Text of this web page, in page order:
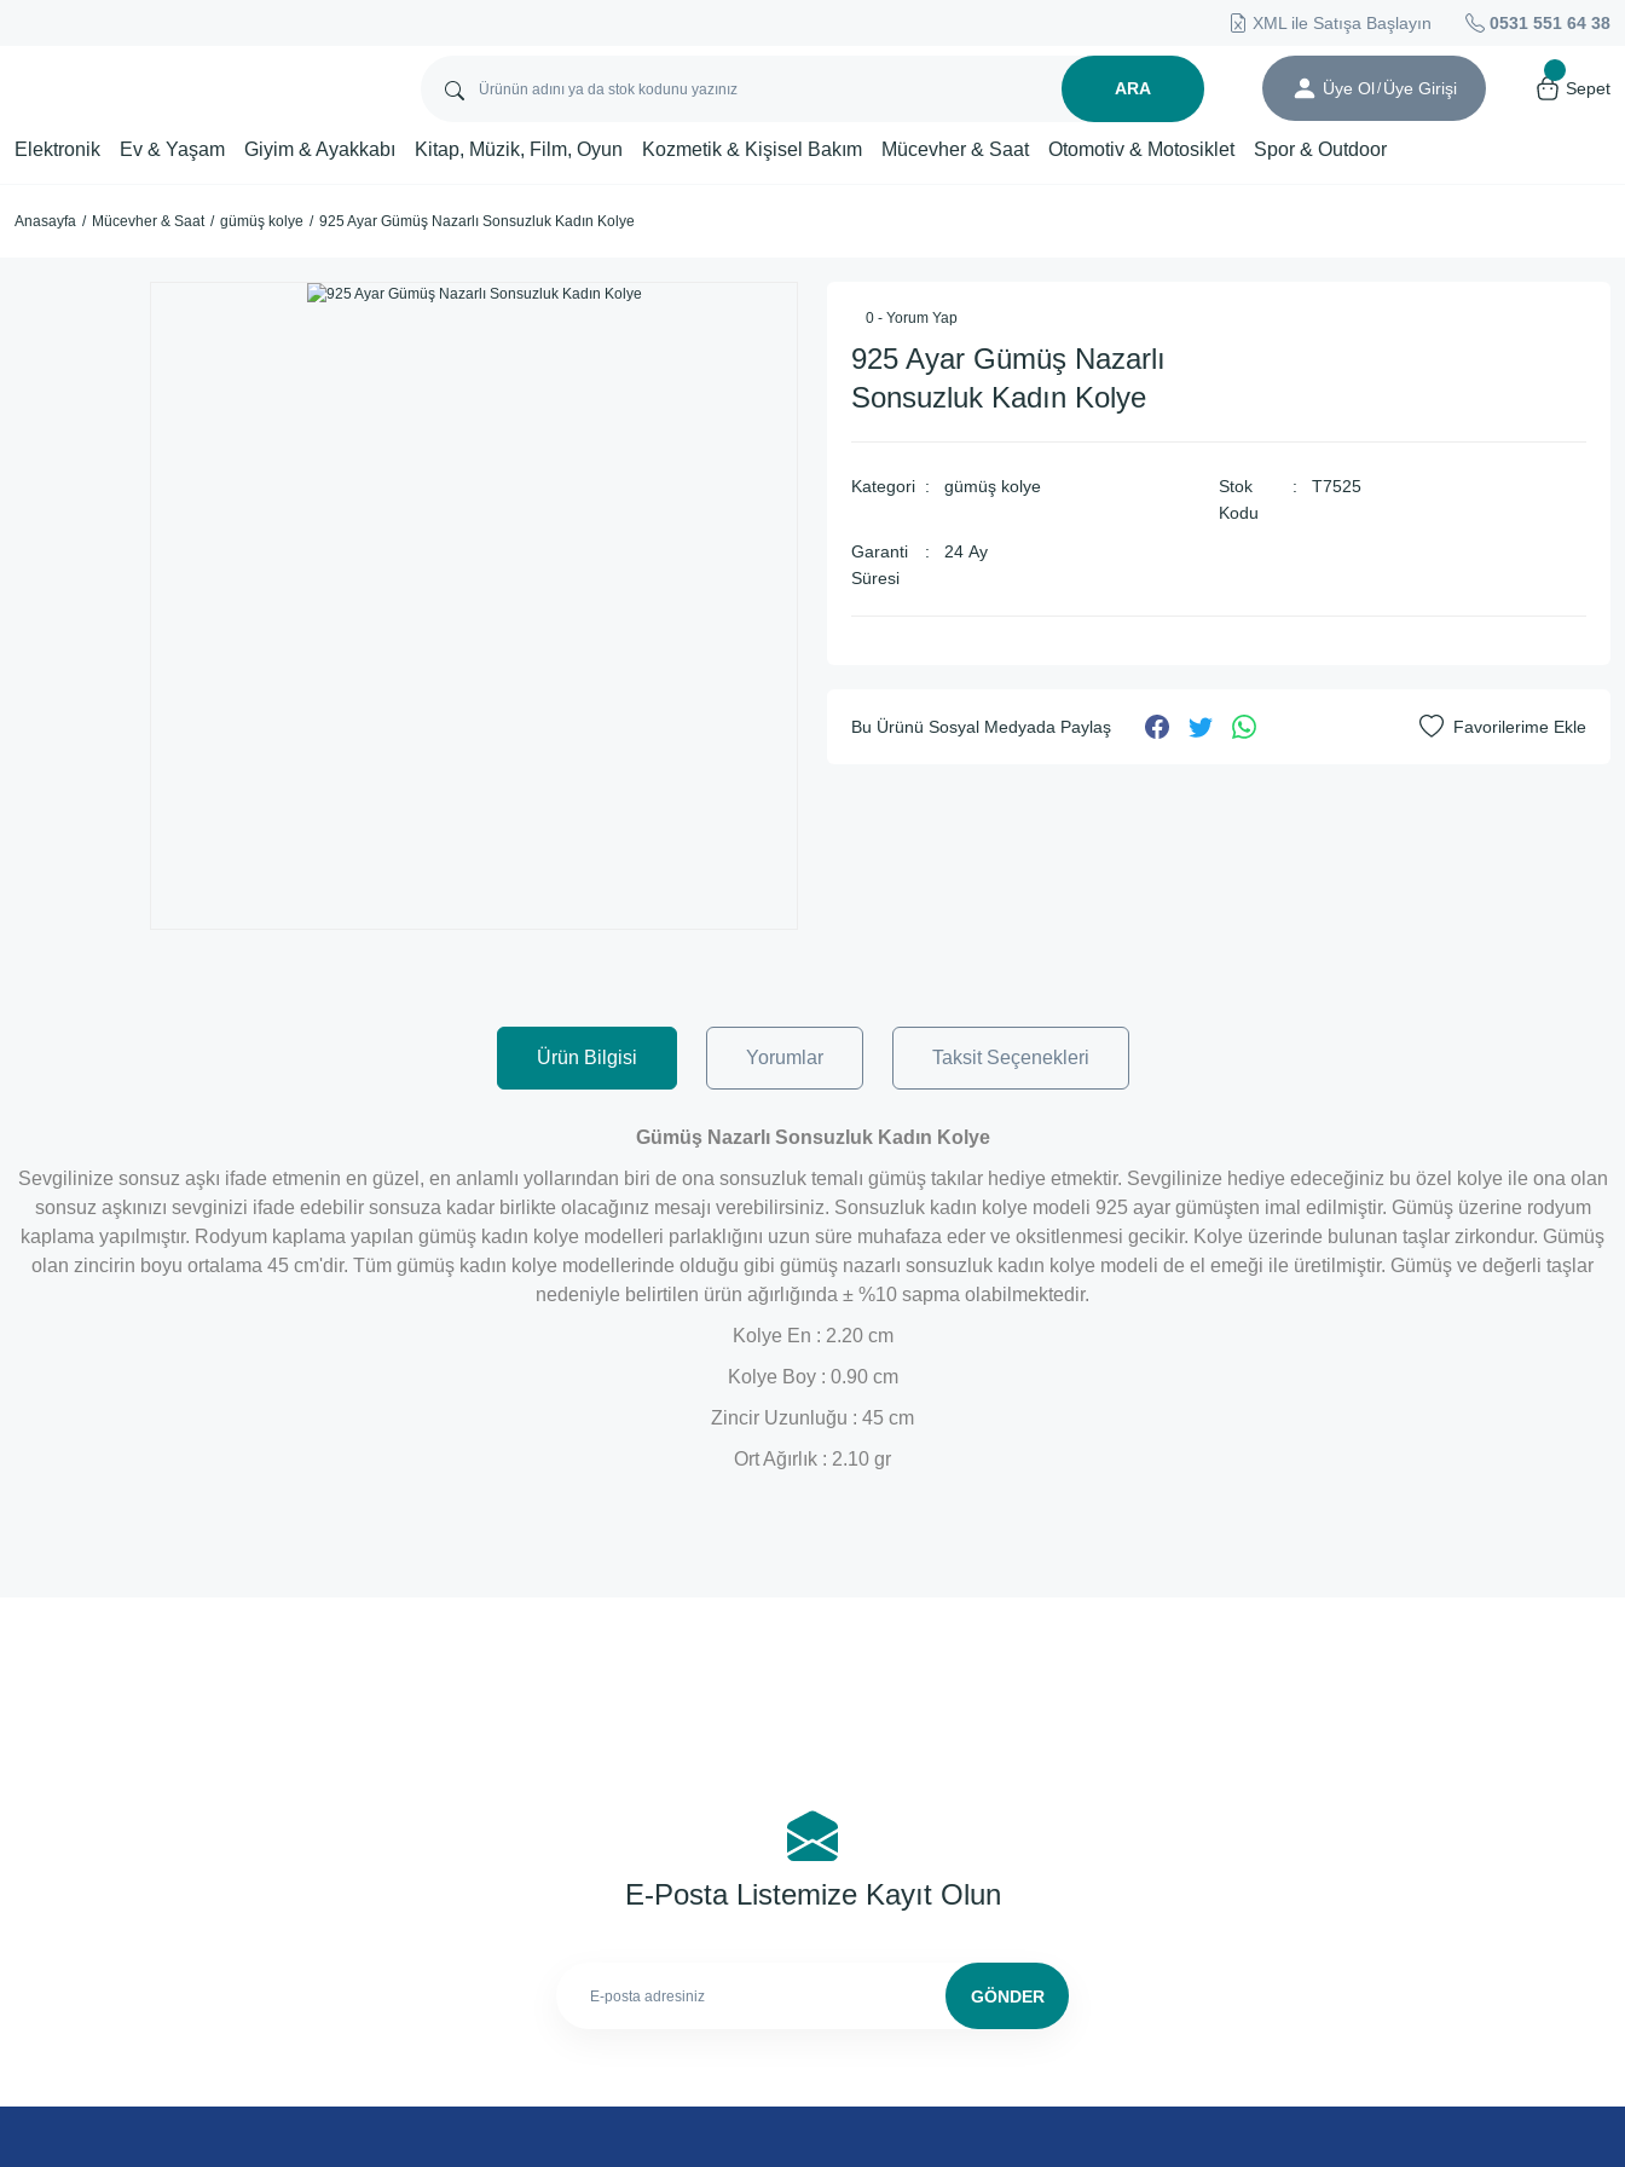
XML ile Satışa Başlayın 0531 551 64 38
ARA Üye Ol/ Üye Girişi Sepet
Elektronik Ev & Yaşam Giyim & Ayakkabı Kitap, Müzik, Film, Oyun Kozmetik & Kişisel Bakım Mücevher & Saat Otomotiv & Motosiklet Spor & Outdoor
Anasayfa Mücevher & Saat gümüş kolye 925 Ayar Gümüş Nazarlı Sonsuzluk Kadın Kolye
0 - Yorum Yap
925 Ayar Gümüş Nazarlı
Sonsuzluk Kadın Kolye
Kategori gümüş kolye
Stok
Kodu
T7525
Garanti
Süresi
24 Ay
Bu Ürünü Sosyal Medyada Paylaş
Ürün Bilgisi Yorumlar Taksit Seçenekleri
Gümüş Nazarlı Sonsuzluk Kadın Kolye
Sevgilinize sonsuz aşkı ifade etmenin en güzel, en anlamlı yollarından biri de ona sonsuzluk temalı gümüş takılar hediye etmektir. Sevgilinize hediye edeceğiniz bu özel kolye ile ona olan
sonsuz aşkınızı sevginizi ifade edebilir sonsuza kadar birlikte olacağınız mesajı verebilirsiniz. Sonsuzluk kadın kolye modeli 925 ayar gümüşten imal edilmiştir. Gümüş üzerine rodyum
kaplama yapılmıştır. Rodyum kaplama yapılan gümüş kadın kolye modelleri parlaklığını uzun süre muhafaza eder ve oksitlenmesi gecikir. Kolye üzerinde bulunan taşlar zirkondur. Gümüş
olan zincirin boyu ortalama 45 cm'dir. Tüm gümüş kadın kolye modellerinde olduğu gibi gümüş nazarlı sonsuzluk kadın kolye modeli de el emeği ile üretilmiştir. Gümüş ve değerli taşlar
nedeniyle belirtilen ürün ağırlığında ± %10 sapma olabilmektedir.
Kolye En : 2.20 cm
Kolye Boy : 0.90 cm
Zincir Uzunluğu : 45 cm
Ort Ağırlık : 2.10 gr
E-Posta Listemize Kayıt Olun
GÖNDER